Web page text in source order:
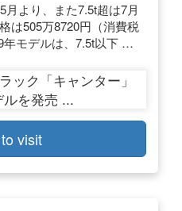
より、また7.5t超は7月
は505万8720円（消費税
年モデルは、7.5t以下 …
visit